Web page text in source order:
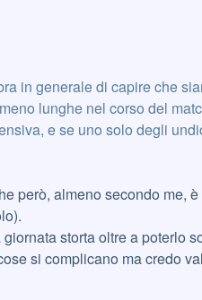
in generale di capire che
lunghe nel corso del
e se uno solo degli
però, almeno secondo me,
storta oltre a poterlo
si complicano ma credo